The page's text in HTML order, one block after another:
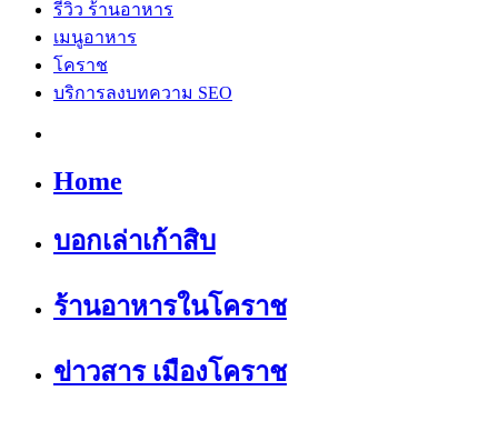
รีวิว ร้านอาหาร
เมนูอาหาร
โคราช
บริการลงบทความ SEO
Home
บอกเล่าเก้าสิบ
ร้านอาหารในโคราช
ข่าวสาร เมืองโคราช